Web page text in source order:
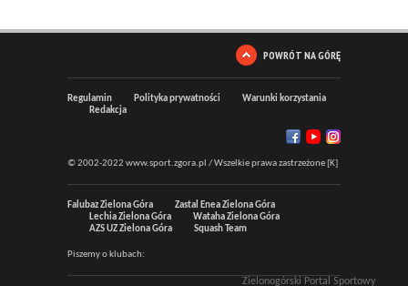
POWRÓT NA GÓRĘ
Regulamin Polityka prywatności
Warunki korzystania
Redakcja
© 2002-2022 www.sport.zgora.pl / Wszelkie prawa zastrzeżone [K]
Falubaz Zielona Góra
Zastal Enea Zielona Góra
Lechia Zielona Góra
Wataha Zielona Góra
AZS UZ Zielona Góra
Squash Team
Piszemy o klubach:
Zielonogórski Portal Sportowy